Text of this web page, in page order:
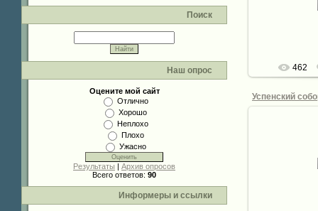
Поиск
Наш опрос
Оцените мой сайт
Отлично
Хорошо
Неплохо
Плохо
Ужасно
Результаты | Архив опросов
Всего ответов: 90
Информеры и ссылки
462